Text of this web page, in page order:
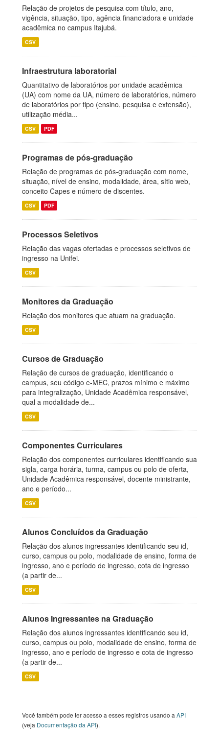
Relação de projetos de pesquisa com título, ano,
vigência, situação, tipo, agência financiadora e unidade
acadêmica no campus Itajubá.
CSV
Infraestrutura laboratorial
Quantitativo de laboratórios por unidade acadêmica
(UA) com nome da UA, número de laboratórios, número
de laboratórios por tipo (ensino, pesquisa e extensão),
utilização média...
CSV PDF
Programas de pós-graduação
Relação de programas de pós-graduação com nome,
situação, nível de ensino, modalidade, área, sítio web,
conceito Capes e número de discentes.
CSV PDF
Processos Seletivos
Relação das vagas ofertadas e processos seletivos de
ingresso na Unifei.
CSV
Monitores da Graduação
Relação dos monitores que atuam na graduação.
CSV
Cursos de Graduação
Relação de cursos de graduação, identificando o
campus, seu código e-MEC, prazos mínimo e máximo
para integralização, Unidade Acadêmica responsável,
qual a modalidade de...
CSV
Componentes Curriculares
Relação dos componentes curriculares identificando sua
sigla, carga horária, turma, campus ou polo de oferta,
Unidade Acadêmica responsável, docente ministrante,
ano e período...
CSV
Alunos Concluídos da Graduação
Relação dos alunos ingressantes identificando seu id,
curso, campus ou polo, modalidade de ensino, forma de
ingresso, ano e período de ingresso, cota de ingresso
(a partir de...
CSV
Alunos Ingressantes na Graduação
Relação dos alunos ingressantes identificando seu id,
curso, campus ou polo, modalidade de ensino, forma de
ingresso, ano e período de ingresso e cota de ingresso
(a partir de...
CSV
Você também pode ter acesso a esses registros usando a API
(veja Documentação da API).